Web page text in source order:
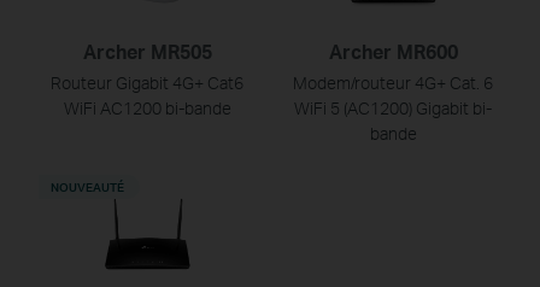
Archer MR505
Routeur Gigabit 4G+ Cat6
WiFi AC1200 bi-bande
Archer MR600
Modem/routeur 4G+ Cat. 6
WiFi 5 (AC1200) Gigabit bi-
bande
NOUVEAUTÉ